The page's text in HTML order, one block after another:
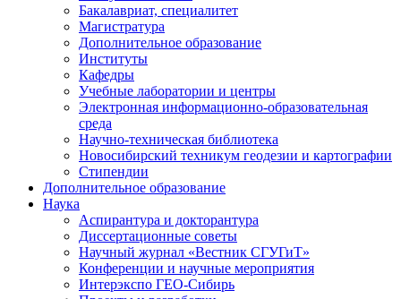
Бакалавриат, специалитет
Магистратура
Дополнительное образование
Институты
Кафедры
Учебные лаборатории и центры
Электронная информационно-образовательная
среда
Научно-техническая библиотека
Новосибирский техникум геодезии и картографии
Стипендии
Дополнительное образование
Наука
Аспирантура и докторантура
Диссертационные советы
Научный журнал «Вестник СГУГиТ»
Конференции и научные мероприятия
Интерэкспо ГЕО-Сибирь